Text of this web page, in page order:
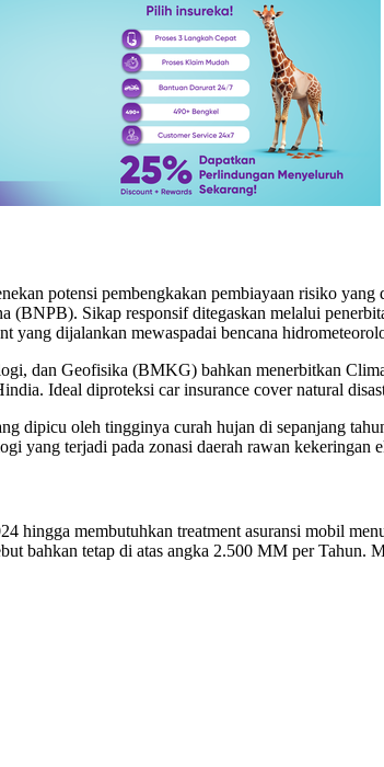
potensi pembengkakan pembiayaan risiko
(BNPB). Sikap responsif ditegaskan melalui
yang dijalankan mewaspadai bencana
dan Geofisika (BMKG) bahkan menerbitkan
Ideal diproteksi car insurance cover natural
dipicu oleh tingginya curah hujan di sepanjang
yang terjadi pada zonasi daerah rawan kekeringan
membutuhkan treatment asuransi mobil
bahkan tetap di atas angka 2.500 MM per